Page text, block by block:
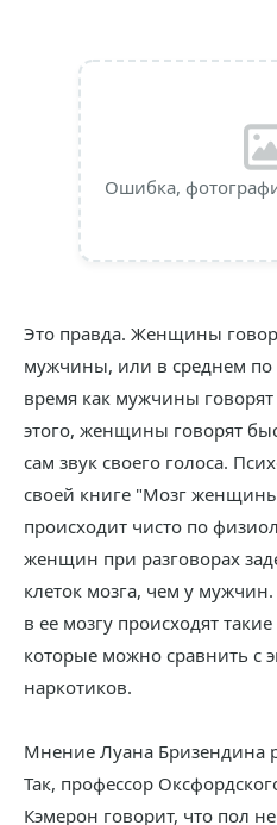
Ошибка,
Это правда. Женщины
мужчины, или в среднем по
время как мужчины
этого, женщины говорят
сам звук своего голоса.
своей книге "Мозг
происходит чисто по
женщин при разговорах
клеток мозга, чем у
в ее мозгу происходят
которые можно сравнить с
наркотиков.
Мнение Луана Бризендина
Так, профессор
Кэмерон говорит, что пол